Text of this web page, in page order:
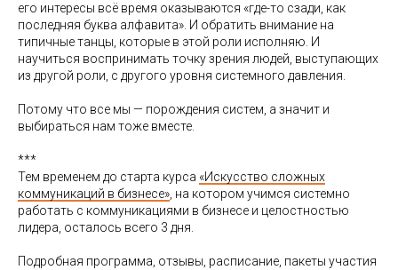
его интересы всё время оказываются «где-то сзади, как
последняя буква алфавита». И обратить внимание на
типичные танцы, которые в этой роли исполняю. И
научиться воспринимать точку зрения людей, выступающих
из другой роли, с другого уровня системного давления.
Потому что все мы — порождения систем, а значит и
выбираться нам тоже вместе.
***
Тем временем до старта курса «Искусство сложных
коммуникаций в бизнесе» , на котором учимся системно
работать с коммуникациями в бизнесе и целостностью
лидера, осталось всего 3 дня.
Подробная программа, отзывы, расписание, пакеты участия